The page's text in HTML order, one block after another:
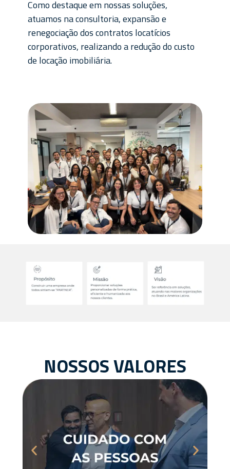
Como destaque em nossas soluções,
atuamos na consultoria, expansão e
renegociação dos contratos locatícios
corporativos, realizando a redução do custo
de locação imobiliária.
NOSSOS VALORES